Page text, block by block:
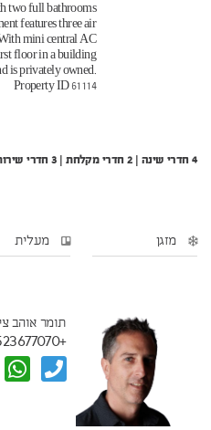
two full bathrooms
features three air
mini central AC
floor in a building
is privately owned.
Property ID 61114
4 חדרי שינה | 2 חדרי מקלחת | 3 חדרי שירותים | קומה 1
מזגן מעלית
תומר אוהב
+972523677070